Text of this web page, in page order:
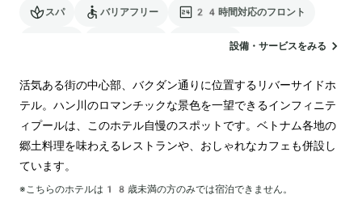
スパ バリアフリー 24時間対応のフロント
空港送迎設備・サービスをみる
活気ある街の中心部、バクダン通りに位置するリバーサイドホ
テル。ハン川のロマンチックな景色を一望できるインフィニテ
ィプールは、このホテル自慢のスポットです。ベトナム各地の
郷土料理を味わえるレストランや、おしゃれなカフェも併設し
ています。
※こちらのホテルは 18 歳未満の方のみでは宿泊できません。